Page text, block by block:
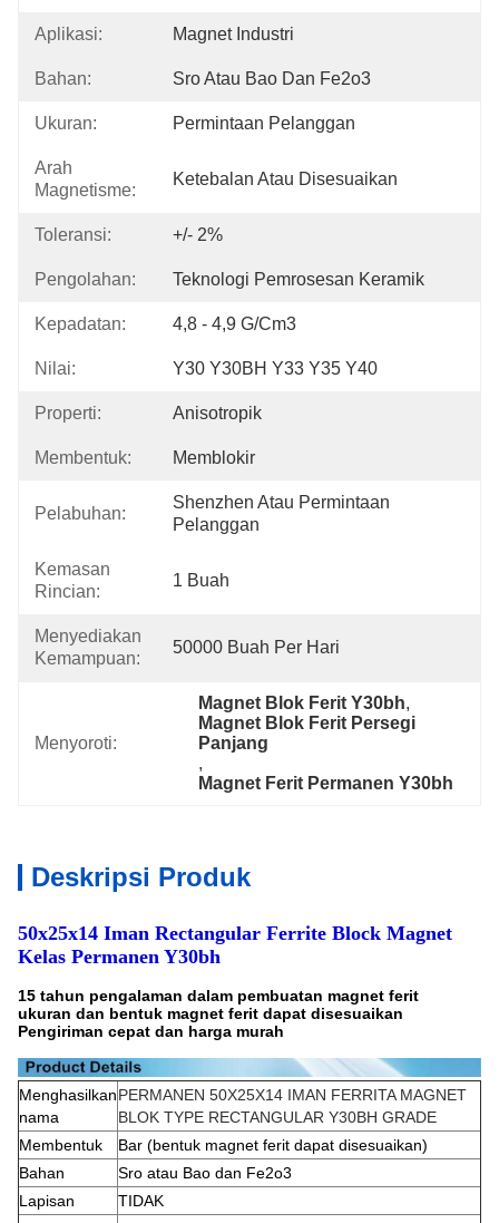
Aplikasi: Magnet Industri
Bahan: Sro Atau Bao Dan Fe2o3
Ukuran: Permintaan Pelanggan
Arah
Magnetisme:
Ketebalan Atau Disesuaikan
Toleransi: +/- 2%
Pengolahan: Teknologi Pemrosesan Keramik
Kepadatan: 4,8 - 4,9 G/cm3
Nilai: Y30 Y30BH Y33 Y35 Y40
Properti: Anisotropik
Membentuk: Memblokir
Pelabuhan:
Shenzhen Atau Permintaan
Pelanggan
Kemasan
Rincian:
1 Buah
Menyediakan
Kemampuan:
50000 Buah Per Hari
Menyoroti:
Magnet Blok Ferit Y30bh,
Magnet Blok Ferit Persegi
Panjang
,
Magnet Ferit Permanen Y30bh
Deskripsi Produk
50x25x14 Iman Rectangular Ferrite Block Magnet
Kelas Permanen Y30bh
15 tahun pengalaman dalam pembuatan magnet ferit
ukuran dan bentuk magnet ferit dapat disesuaikan
Pengiriman cepat dan harga murah
Menghasilkan
nama
PERMANEN 50X25X14 IMAN FERRITA MAGNET
BLOK TYPE RECTANGULAR Y30BH GRADE
Membentuk
Bar (bentuk magnet ferit dapat disesuaikan)
Bahan
Sro atau Bao dan Fe2o3
Lapisan
TIDAK